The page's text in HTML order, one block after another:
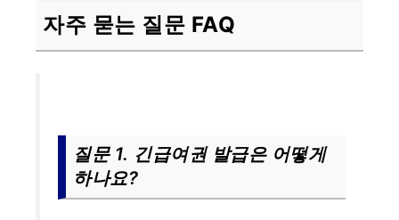
자주 묻는 질문 FAQ
질문 1. 긴급여권 발급은 어떻게
하나요?